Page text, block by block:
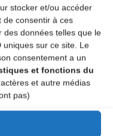
stocker et/ou accéder
de consentir à ces
données telles que le
sur ce site. Le
consentement a un
et fonctions du
et autre médias
pas)